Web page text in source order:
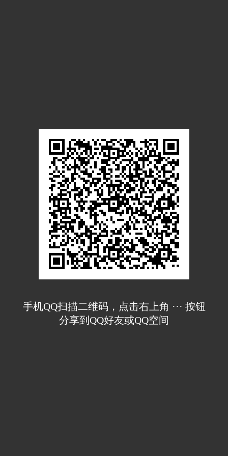
手机QQ扫描二维码，点击右上角 ··· 按钮
分享到QQ好友或QQ空间